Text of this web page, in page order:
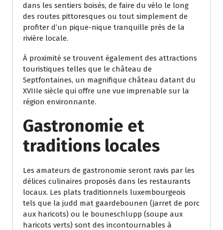
dans les sentiers boisés, de faire du vélo le long
des routes pittoresques ou tout simplement de
profiter d’un pique-nique tranquille près de la
rivière locale.
À proximité se trouvent également des attractions
touristiques telles que le château de
Septfontaines, un magnifique château datant du
XVIIIe siècle qui offre une vue imprenable sur la
région environnante.
Gastronomie et
traditions locales
Les amateurs de gastronomie seront ravis par les
délices culinaires proposés dans les restaurants
locaux. Les plats traditionnels luxembourgeois
tels que la judd mat gaardebounen (jarret de porc
aux haricots) ou le bouneschlupp (soupe aux
haricots verts) sont des incontournables à